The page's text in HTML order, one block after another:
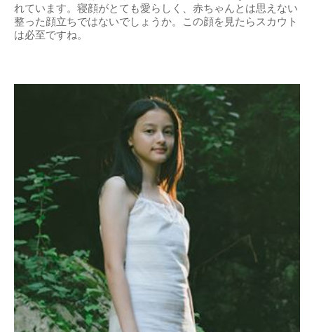
れています。寝顔がとても愛らしく、赤ちゃんとは思えない
整った顔立ちではないでしょうか。この顔を見たらスカウト
は必至ですね。